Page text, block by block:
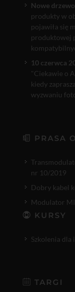
Nowe
produkty w
pojawiła się
produktowej
10 czerwca
"Ciekawie o
kiedy
wyzwaniu
PRASA
nr 10/2019
Dobry kabel
Modulator
KURSY
Szkolenia
TARGI